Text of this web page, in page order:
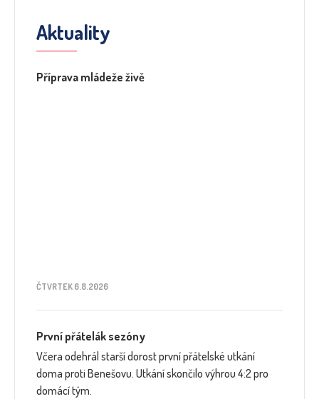
Aktuality
Příprava mládeže živě
ČTVRTEK 6.8.2026
První přátelák sezóny
Včera odehrál starší dorost první přátelské utkání
doma proti Benešovu. Utkání skončilo výhrou 4:2 pro
domácí tým.